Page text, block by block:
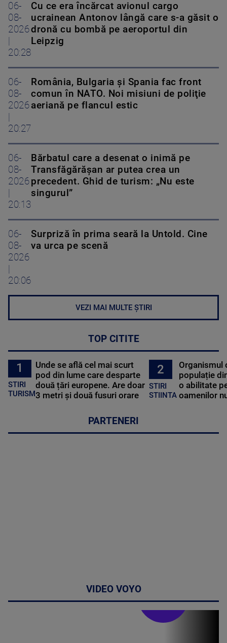
06-
08-
2026
20:28
Cu ce era încărcat avionul cargo
ucrainean Antonov lângă care s-a găsit o
dronă cu bombă pe aeroportul din
Leipzig
06-
08-
2026
20:27
România, Bulgaria şi Spania fac front
comun în NATO. Noi misiuni de poliţie
aeriană pe flancul estic
06-
08-
2026
20:13
Bărbatul care a desenat o inimă pe
Transfăgărășan ar putea crea un
precedent. Ghid de turism: „Nu este
singurul”
06-
08-
2026
20:06
Surpriză în prima seară la Untold. Cine
va urca pe scenă
VEZI MAI MULTE ȘTIRI
TOP CITITE
1
STIRI
TURISM
Unde se află cel mai scurt
pod din lume care desparte
două țări europene. Are doar
3 metri și două fusuri orare
2
STIRI
STIINTA
Organismul
populație
o abilitate
oamenilor
PARTENERI
VIDEO VOYO